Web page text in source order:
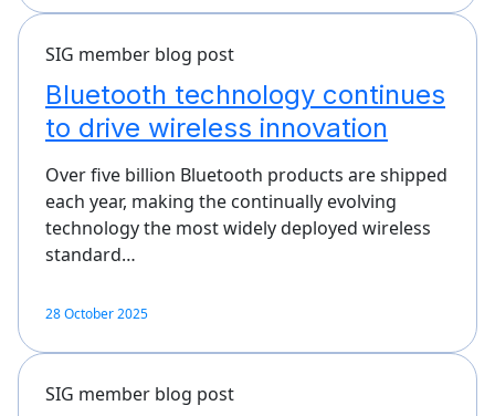
SIG member blog post
Bluetooth technology continues
to drive wireless innovation
Over five billion Bluetooth products are shipped
each year, making the continually evolving
technology the most widely deployed wireless
standard…
28 October 2025
SIG member blog post